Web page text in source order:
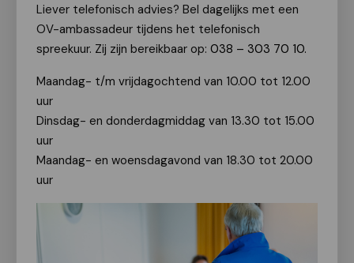
Liever telefonisch advies? Bel dagelijks met een
OV-ambassadeur tijdens het telefonisch
spreekuur. Zij zijn bereikbaar op: 038 – 303 70 10.
Maandag- t/m vrijdagochtend van 10.00 tot 12.00
uur
Dinsdag- en donderdagmiddag van 13.30 tot 15.00
uur
Maandag- en woensdagavond van 18.30 tot 20.00
uur